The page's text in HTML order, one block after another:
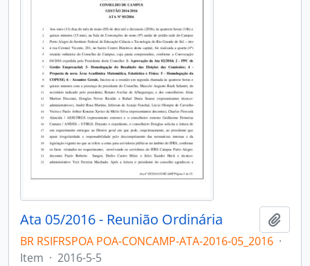
Ata 05/2016 - Reunião Ordinária
BR RSIFRSPOA POA-CONCAMP-ATA-2016-05_2016 ·
Item · 2016-5-5